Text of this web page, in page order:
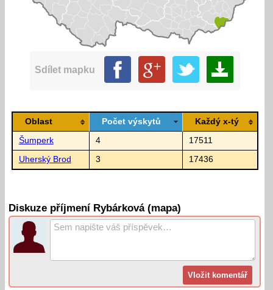
Sdílet mapku
Oblast Počet výskytů Každý x-tý
Šumperk 4 17511
Uherský Brod 3 17436
Diskuze příjmení Rybárková (mapa)